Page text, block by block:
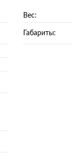
Вес:
Габариты: